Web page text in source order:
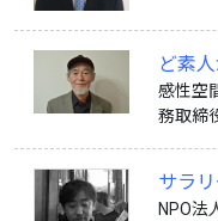
ど素
感性空
務取締
サラ
NPO法